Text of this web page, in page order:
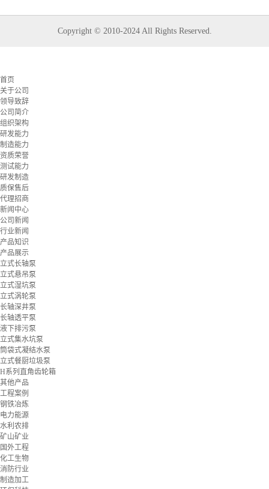
Copyright © 2010-2024 All Rights Reserved.
首页
关于公司
领导致辞
公司简介
组织架构
研发能力
制造能力
资质荣誉
测试能力
研发制造
质保售后
代理招商
新闻中心
公司新闻
行业新闻
产品知识
产品展示
立式长轴泵
立式悬吊泵
立式湿坑泵
立式涡轮泵
长轴深井泵
长轴透平泵
液下排污泵
立式集水坑泵
筒袋式凝结水泵
立式餐厨垃圾泵
H系列直角齿轮箱
其他产品
工程案例
钢铁冶炼
电力能源
水利农排
矿山矿业
国外工程
化工生物
消防行业
制造加工